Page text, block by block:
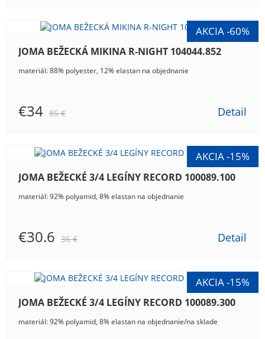
JOMA BEŽECKÁ MIKINA R-NIGHT 104044.852
materiál: 88% polyester, 12% elastan na objednanie
€34 85 € Detail
JOMA BEŽECKÉ 3/4 LEGÍNY RECORD 100089.100
materiál: 92% polyamid, 8% elastan na objednanie
€30.6 36 € Detail
JOMA BEŽECKÉ 3/4 LEGÍNY RECORD 100089.300
materiál: 92% polyamid, 8% elastan na objednanie/na sklade